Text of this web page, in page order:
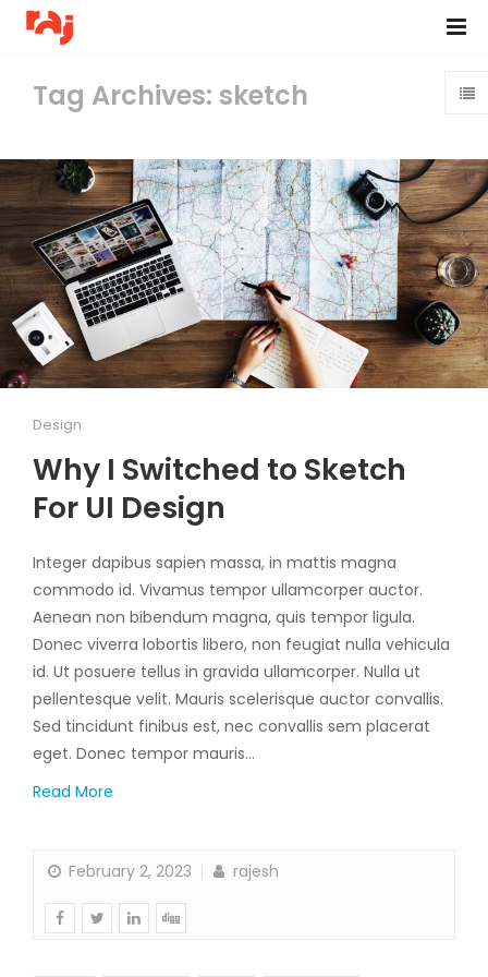
Tag Archives: sketch
Design
Why I Switched to Sketch
For UI Design
Integer dapibus sapien massa, in mattis magna
commodo id. Vivamus tempor ullamcorper auctor.
Aenean non bibendum magna, quis tempor ligula.
Donec viverra lobortis libero, non feugiat nulla vehicula
id. Ut posuere tellus in gravida ullamcorper. Nulla ut
pellentesque velit. Mauris scelerisque auctor convallis.
Sed tincidunt finibus est, nec convallis sem placerat
eget. Donec tempor mauris…
Read More
February 2, 2023 rajesh